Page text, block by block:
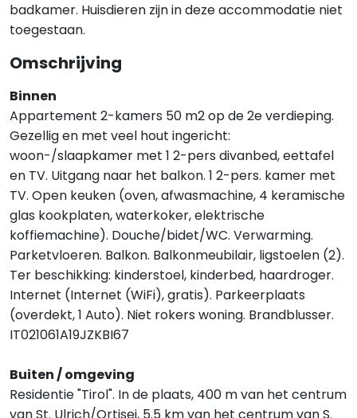
badkamer. Huisdieren zijn in deze accommodatie niet
toegestaan.
Omschrijving
Binnen
Appartement 2-kamers 50 m2 op de 2e verdieping.
Gezellig en met veel hout ingericht:
woon-/slaapkamer met 1 2-pers divanbed, eettafel
en TV. Uitgang naar het balkon. 1 2-pers. kamer met
TV. Open keuken (oven, afwasmachine, 4 keramische
glas kookplaten, waterkoker, elektrische
koffiemachine). Douche/bidet/WC. Verwarming.
Parketvloeren. Balkon. Balkonmeubilair, ligstoelen (2).
Ter beschikking: kinderstoel, kinderbed, haardroger.
Internet (Internet (WiFi), gratis). Parkeerplaats
(overdekt, 1 Auto). Niet rokers woning. Brandblusser.
IT021061A19JZKBI67
Buiten / omgeving
Residentie "Tirol". In de plaats, 400 m van het centrum